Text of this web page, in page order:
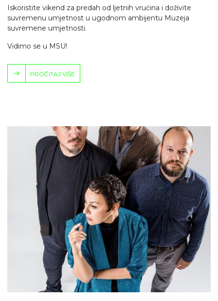
Iskoristite vikend za predah od ljetnih vrućina i doživite
suvremenu umjetnost u ugodnom ambijentu Muzeja
suvremene umjetnosti.
Vidimo se u MSU!
PROČITAJ VIŠE